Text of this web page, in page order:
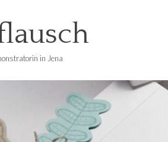
in Jena